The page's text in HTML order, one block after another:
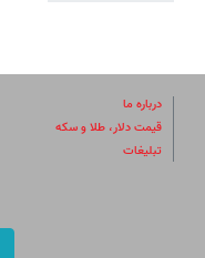
درباره ما
قیمت دلار، طلا و سکه
تبلیغات